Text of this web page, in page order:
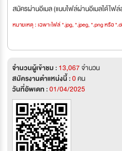
สมัครผ่านอีเมล (แนบไฟล์ผ่านอีเมลได้ไฟ
หมายเหตุ : เฉพาะไฟล์ *.jpg, *.jpeg, *.png หรือ
จำนวนผู้เข้าชม : 13,067จำนวน
สมัครงานตำแหน่งนี้ :0คน
วันที่อัพเดท :01/04/2025